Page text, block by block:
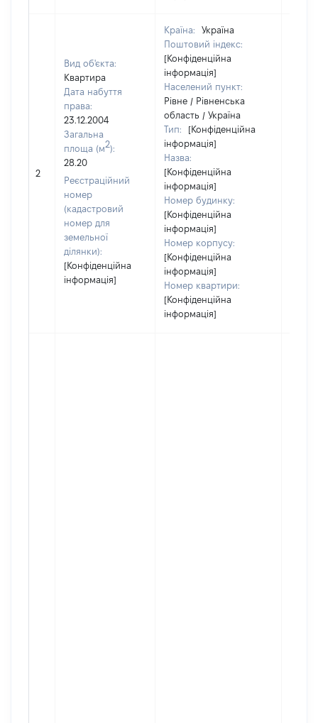
2
Вид об'єкта:
Квартира
Дата набуття
права:
23.12.2004
Загальна
площа (м2):
28.20
Реєстраційний
номер
(кадастровий
номер для
земельної
ділянки):
[Конфіденційна
інформація]
Країна:
Україна
Поштовий індекс:
[Конфіденційна
інформація]
Населений пункт:
Рівне / Рівненська
область / Україна
Тип:
[Конфіденційна
інформація]
Назва:
[Конфіденційна
інформація]
Номер будинку:
[Конфіденційна
інформація]
Номер корпусу:
[Конфіденційна
інформація]
Номер квартири:
[Конфіденційна
інформація]